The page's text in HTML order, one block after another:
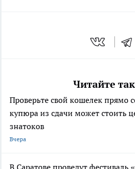
Читайте
Проверьте свой кошелек прямо
купюра из сдачи может стоить
знатоков
Вчера
В Саратове проведут фестиваль